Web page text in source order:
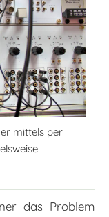
mittels per
das Problem